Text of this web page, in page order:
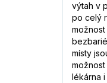
výtah v
po celý
místy
lékárna